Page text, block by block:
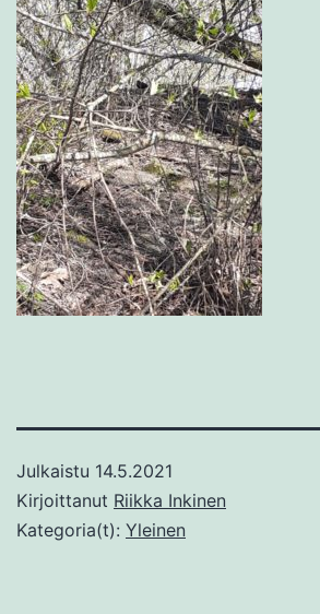
Julkaistu 14.5.2021
Kirjoittanut Riikka Inkinen
Kategoria(t): Yleinen